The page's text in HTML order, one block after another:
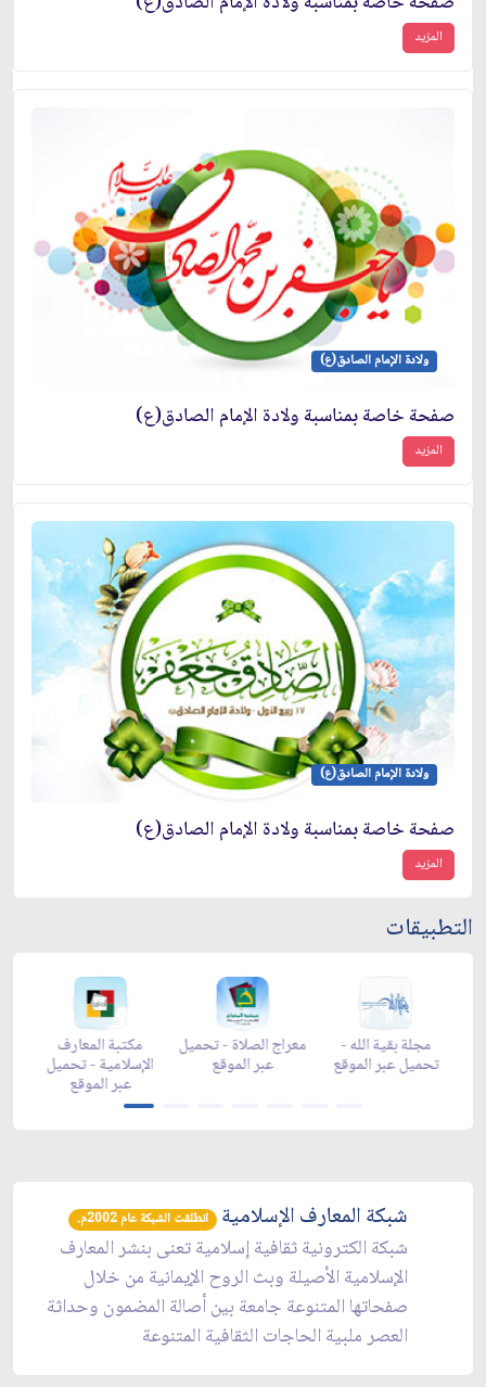
المزيد
ولادة الإمام الصادق(ع)
صفحة خاصة بمناسبة ولادة الإمام الصادق(ع)
المزيد
ولادة الإمام الصادق(ع)
صفحة خاصة بمناسبة ولادة الإمام الصادق(ع)
المزيد
التطبيقات
مجلة بقية الله -
تحميل عبر الموقع
زاد شهر رمضان -
تحميل عبر الموقع
زاد شهر رمضان -
appstore
شبكة المعارف الإسلامية انطلقت الشبكة عام 2002م.
شبكة الكترونية ثقافية إسلامية تعنى بنشر المعارف
الإسلامية الأصيلة وبث الروح الإيمانية من خلال
صفحاتها المتنوعة جامعة بين أصالة المضمون وحداثة
العصر ملبية الحاجات الثقافية المتنوعة